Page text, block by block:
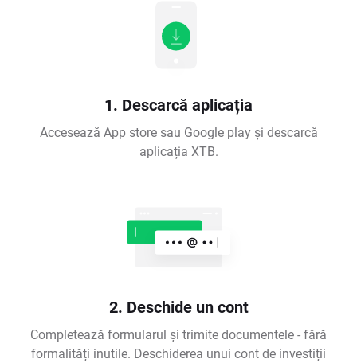
1. Descarcă aplicația
Accesează App store sau Google play și descarcă
aplicația XTB.
2. Deschide un cont
Completează formularul și trimite documentele - fără
formalități inutile. Deschiderea unui cont de investiții